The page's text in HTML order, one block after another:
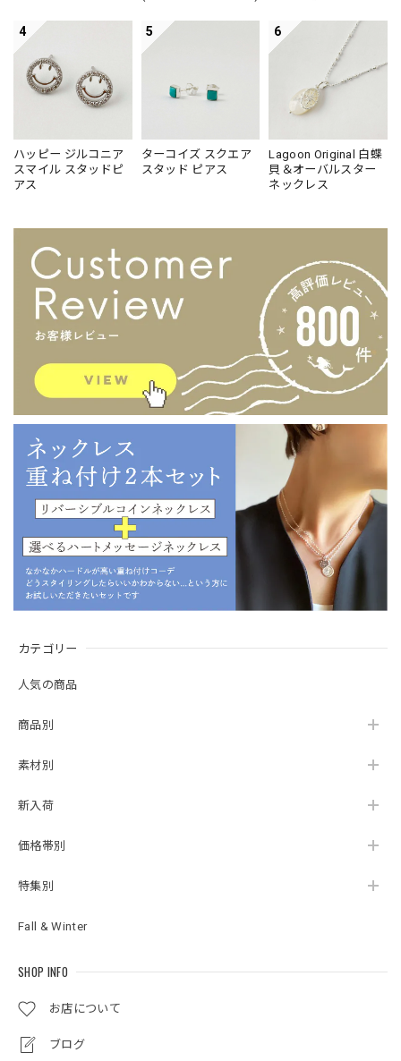
カテゴリー
人気の商品
商品別
素材別
新入荷
価格帯別
特集別
Fall & Winter
SHOP INFO
お店について
ブログ
4
ハッピー ジルコニア
スマイル スタッドピ
アス
5
ターコイズ スクエア
スタッド ピアス
6
Lagoon Original 白蝶
貝＆オーバルスター
ネックレス